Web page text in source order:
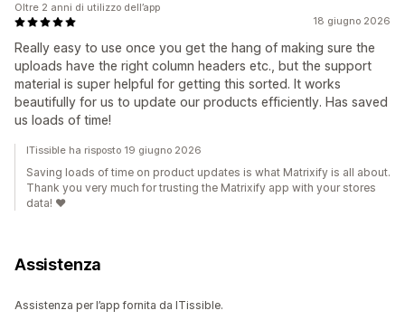
18 giugno 2026
Really easy to use once you get the hang of making sure the
uploads have the right column headers etc., but the support
material is super helpful for getting this sorted. It works
beautifully for us to update our products efficiently. Has saved
us loads of time!
Oltre 2 anni di utilizzo dell’app
ITissible ha risposto 19 giugno 2026
Saving loads of time on product updates is what Matrixify is all about.
Thank you very much for trusting the Matrixify app with your stores
data! ❤️
Assistenza
Assistenza per l’app fornita da ITissible.